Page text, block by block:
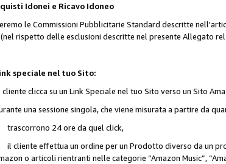
Idonei e Ricavo Idoneo
le Commissioni Pubblicitarie Standard descritte
rispetto delle esclusioni descritte nel presente Allegato
speciale nel tuo Sito:
clicca su un Link Speciale nel tuo Sito verso un Sito
una sessione singola, che viene misurata a partire da
trascorrono 24 ore da quel click,
il cliente effettua un ordine per un Prodotto diverso da un
o articoli rientranti nelle categorie “Amazon Music”,